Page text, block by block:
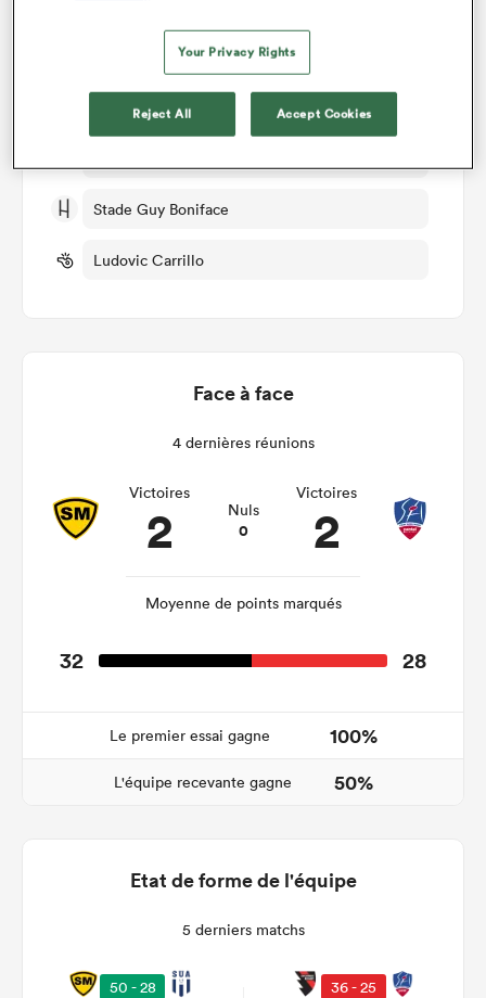
Mont de Marsan v Aurillac
Stade Guy Boniface
Ludovic Carrillo
Face à face
4 dernières réunions
Victoires
2 Nuls
0
Victoires
2
Moyenne de points marqués
32 28
Le premier essai gagne 100%
L'équipe recevante gagne 50%
Etat de forme de l'équipe
5 derniers matchs
50 - 28 36 - 25
Your Privacy Rights
Reject All Accept Cookies